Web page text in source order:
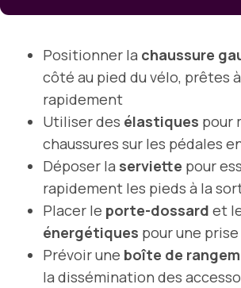
Positionner la chaussure
côté au pied du vélo, prêtes
rapidement
Utiliser des élastiques pour
chaussures sur les pédales
Déposer la serviette pour
rapidement les pieds à la
Placer le porte-dossard et
énergétiques pour une
Prévoir une boîte de
la dissémination des